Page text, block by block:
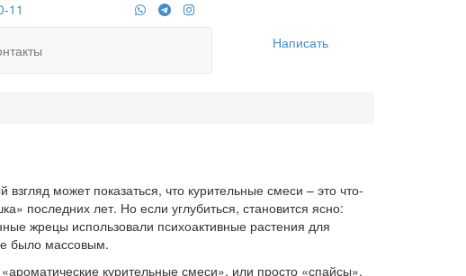
11
Написать
может показаться, что курительные смеси – это что-
последних лет. Но если углубиться, становится ясно:
жрецы использовали психоактивные растения для
было массовым.
курительные смеси», или просто «спайсы».